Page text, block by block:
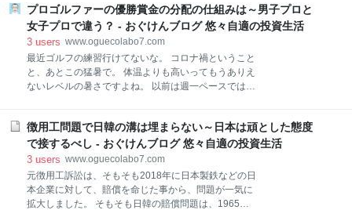
と、あまり息子のことを義母さんの預けっぱなしにな
るところが、まぁ仕方ない所なんですが。 リンク 説
明 注！ネタバレ 読んだ時の感想 総評 ◆読みやすさ
うな扱い。 最近恐竜図鑑まで買ったわ。 で、最近注目
している恐竜がインドミナス・レックス。（インドミ
ナスレックス） これ実は実在した恐竜ではない。 イン
ドミナス・レックスとは アニアとは まさかこれにはま
るかね インドミナス・レックスとは インドミナス・レ
ックス 実は、このインドミナス・レックス。 実在する
る、【ジュラシック・ワールド】に登場する架空の恐
竜です。 全長は15.2m。 体高、および体重は不明。
なんか、成長が早すぎるからだそうです
プロゴルファーの優勝賞金の分配の仕組みは～男子プロと
女子プロで違う？ - おぐけんブログ 悠々自適の投資生活
3 users www.oguecolabo7.com
最近ゴルフの練習行けてないな。 コロナ禍ということ
と、あとこの猛暑で。 体温よりも高いってもうありえ
ないレベルの暑さですよね。 以前は週一ペースでは打
ンプになりましたからね。 ただ、もう少し落ち着いた
ら、ゴルフの練習も行きたいし、コースにも出たい
な。 ということで、今回はちょっとプロゴルファーの
賞金について調べてみました。 優勝総額 シード権 女
子プロツアー史上最高賞金総額 優勝賞金の分配率は 優
勝総額 よくゴルフの大会では、優勝賞金総額って言葉
徴用工問題で日韓の溝は埋まらない～日本は頑とした態度
で接するべし - おぐけんブログ 悠々自適の投資生活
3 users www.oguecolabo7.com
元徴用工訴訟は、そもそも2018年に日本製鉄などの日
本企業に対して、賠償を命じた事から、問題が一気に
拡大しました。 そもそも日韓の賠償問題は、1965年